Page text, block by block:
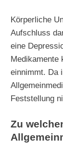
Körperliche
Aufschluss
eine
Medikamente
einnimmt. Da
Feststellung
Zu